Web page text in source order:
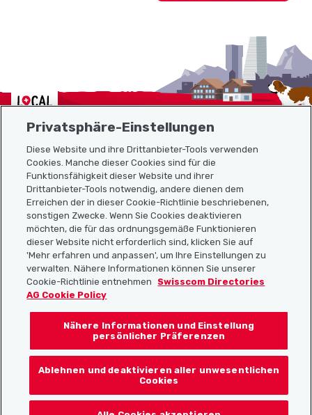
Localcities
Sitemap
Nützliche Links
Localcities App herunterladen
Folgt uns auf:
Privatsphäre-Einstellungen
Diese Website und ihre Drittanbieter-Tools verwenden
Cookies. Manche dieser Cookies sind für die
Funktionsfähigkeit dieser Website und ihrer
Drittanbieter-Tools notwendig, andere dienen dem
Erreichen der in dieser Cookie-Richtlinie beschriebenen,
sonstigen Zwecke. Wenn Sie Cookies deaktivieren
möchten, die für das ordnungsgemäße Funktionieren
dieser Website nicht erforderlich sind, klicken Sie auf
'Mehr erfahren und anpassen', um Ihre Einstellungen zu
verwalten. Nähere Informationen können Sie unserer
Cookie-Richtlinie entnehmen
Swisscom Directories
AG Cookie Policy
Nähere Informationen und Einstellung
persönlicher Präferenzen
Ablehnen und deaktivieren aller unwesentlichen
Cookies